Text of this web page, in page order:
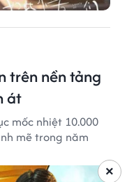
trên nền tảng
át
mốc nhiệt 10.000
mẽ trong năm
×